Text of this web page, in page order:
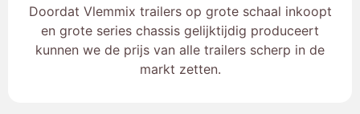
Doordat Vlemmix trailers op grote schaal inkoopt
en grote series chassis gelijktijdig produceert
kunnen we de prijs van alle trailers scherp in de
markt zetten.